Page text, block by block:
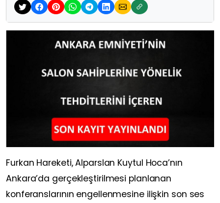
Furkan Hareketi, Alparslan Kuytul Hoca’nın
Ankara’da gerçekleştirilmesi planlanan
konferanslarının engellenmesine ilişkin son ses